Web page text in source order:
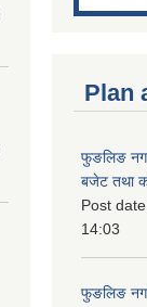
Plan
फुङलिङ
बजेट तथा
Post
14:03
फुङलिङ